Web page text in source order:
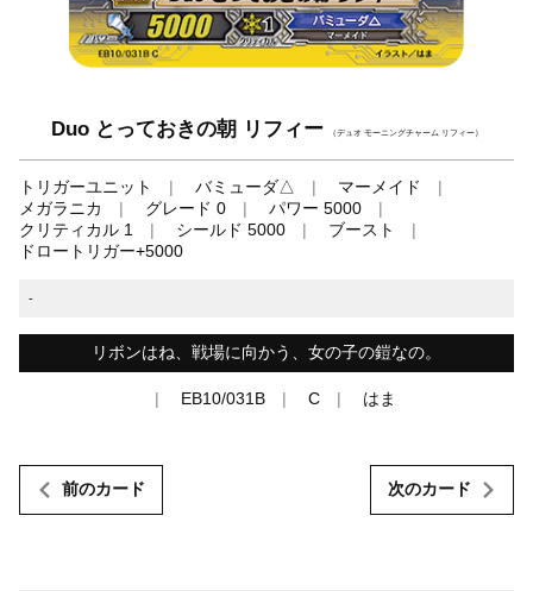
Duo とっておきの朝 リフィー （デュオ モーニングチャーム リフィー）
トリガーユニット バミューダ△
マーメイド
メガラニカ
グレード 0
パワー 5000
クリティカル 1
シールド 5000
ブースト
ドロートリガー+5000
-
リボンはね、戦場に向かう、女の子の鎧なの。
EB10/031B C はま
前のカード 次のカード